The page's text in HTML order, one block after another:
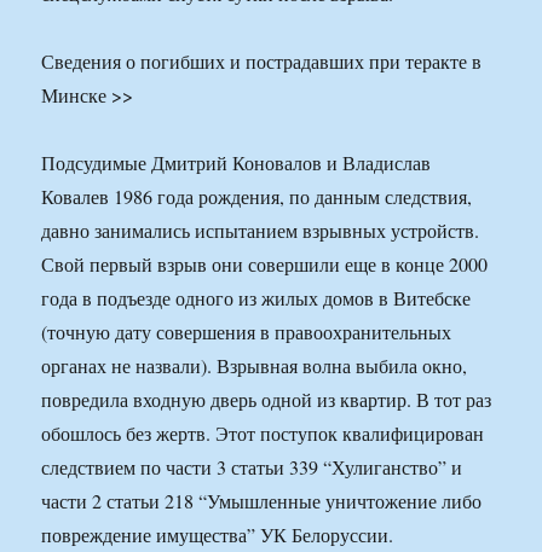
Сведения о погибших и пострадавших при теракте в
Минске >>
Подсудимые Дмитрий Коновалов и Владислав
Ковалев 1986 года рождения, по данным следствия,
давно занимались испытанием взрывных устройств.
Свой первый взрыв они совершили еще в конце 2000
года в подъезде одного из жилых домов в Витебске
(точную дату совершения в правоохранительных
органах не назвали). Взрывная волна выбила окно,
повредила входную дверь одной из квартир. В тот раз
обошлось без жертв. Этот поступок квалифицирован
следствием по части 3 статьи 339 “Хулиганство” и
части 2 статьи 218 “Умышленные уничтожение либо
повреждение имущества” УК Белоруссии.